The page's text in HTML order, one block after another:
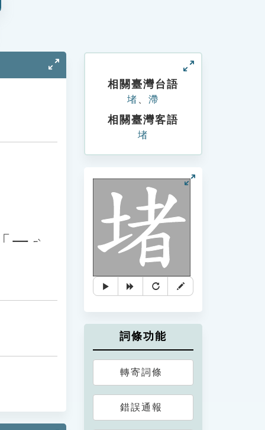
一 ㄧˋ
相關臺灣台語
堵 滯
相關臺灣客語
堵
詞條功能
轉寄詞條
錯誤通報